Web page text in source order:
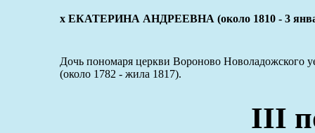
x ЕКАТЕРИНА АНДРЕЕВНА (около 1810 - 3
Дочь пономаря церкви Вороново Новоладожского
(около 1782 - жила 1817).
III